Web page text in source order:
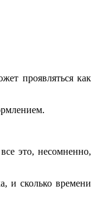
проявляться как
это, несомненно,
и сколько времени